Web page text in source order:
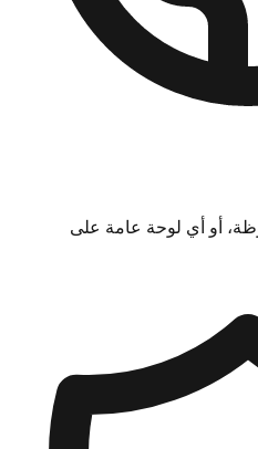
أو أي لوحة عامة على